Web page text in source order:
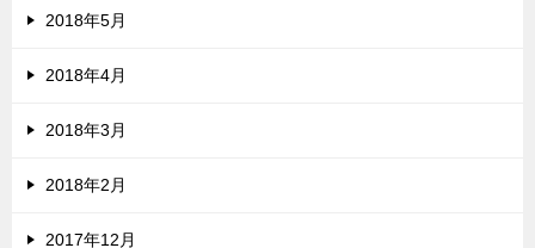
2018年5月
2018年4月
2018年3月
2018年2月
2017年12月